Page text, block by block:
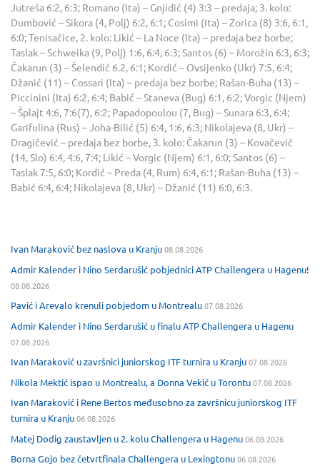
Jutreša 6:2, 6:3; Romano (Ita) – Gnjidić (4) 3:3 – predaja; 3. kolo:
Dumbović – Sikora (4, Polj) 6:2, 6:1; Cosimi (Ita) – Zorica (8) 3:6, 6:1,
6:0; Tenisačice, 2. kolo: Likić – La Noce (Ita) – predaja bez borbe;
Taslak – Schweika (9, Polj) 1:6, 6:4, 6:3; Santos (6) – Morožin 6:3, 6:3;
Čakarun (3) – Šelendić 6.2, 6:1; Kordić – Ovsijenko (Ukr) 7:5, 6:4;
Džanić (11) – Cossari (Ita) – predaja bez borbe; Rašan-Buha (13) –
Piccinini (Ita) 6:2, 6:4; Babić – Staneva (Bug) 6:1, 6:2; Vorgic (Njem)
– Šplajt 4:6, 7:6(7), 6:2; Papadopoulou (7, Bug) – Sunara 6:3, 6:4;
Garifulina (Rus) – Joha-Bilić (5) 6:4, 1:6, 6:3; Nikolajeva (8, Ukr) –
Dragičević – predaja bez borbe, 3. kolo: Čakarun (3) – Kovačevič
(14, Slo) 6:4, 4:6, 7:4; Likić – Vorgic (Njem) 6:1, 6:0; Santos (6) –
Taslak 7:5, 6:0; Kordić – Preda (4, Rum) 6:4, 6:1; Rašan-Buha (13) –
Babić 6:4, 6:4; Nikolajeva (8, Ukr) – Džanić (11) 6:0, 6:3.
Ivan Maraković bez naslova u Kranju08.08.2026
Admir Kalender i Nino Serdarušić pobjednici ATP Challengera u Hagenu!
08.08.2026
Pavić i Arevalo krenuli pobjedom u Montrealu07.08.2026
Admir Kalender i Nino Serdarušić u finalu ATP Challengera u Hagenu
07.08.2026
Ivan Maraković u završnici juniorskog ITF turnira u Kranju07.08.2026
Nikola Mektić ispao u Montrealu, a Donna Vekić u Torontu07.08.2026
Ivan Maraković i Rene Bertos međusobno za završnicu juniorskog ITF
turnira u Kranju06.08.2026
Matej Dodig zaustavljen u 2. kolu Challengera u Hagenu06.08.2026
Borna Gojo bez četvrtfinala Challengera u Lexingtonu06.08.2026